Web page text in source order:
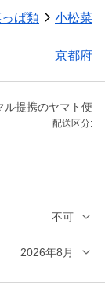
ぱ類 小松菜
京都府
ル提携のヤマト便
配送区分:
不可
2026年8月